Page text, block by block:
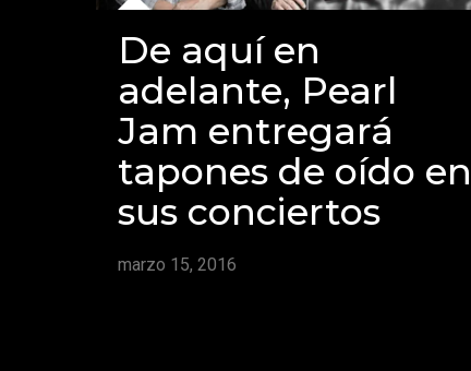
De aquí en
adelante, Pearl
Jam entregará
tapones de oído en
sus conciertos
marzo 15, 2016